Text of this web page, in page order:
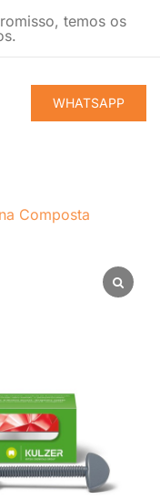
temos os
WHATSAPP
Composta